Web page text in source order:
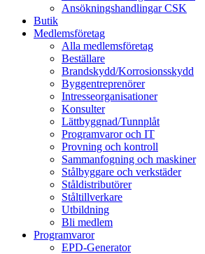
Ansökningshandlingar CSK
Butik
Medlemsföretag
Alla medlemsföretag
Beställare
Brandskydd/Korrosionsskydd
Byggentreprenörer
Intresseorganisationer
Konsulter
Lättbyggnad/Tunnplåt
Programvaror och IT
Provning och kontroll
Sammanfogning och maskiner
Stålbyggare och verkstäder
Ståldistributörer
Ståltillverkare
Utbildning
Bli medlem
Programvaror
EPD-Generator